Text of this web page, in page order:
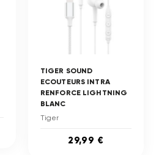
TIGER SOUND
ECOUTEURS INTRA
RENFORCE LIGHTNING
BLANC
Tiger
29,99 €